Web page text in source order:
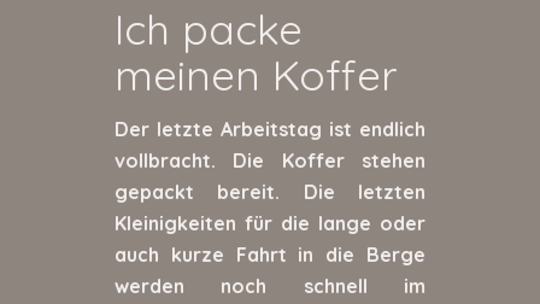
Ich packe
meinen Koffer
Der letzte Arbeitstag ist endlich
vollbracht. Die Koffer stehen
gepackt bereit. Die letzten
Kleinigkeiten für die lange oder
auch kurze Fahrt in die Berge
werden noch schnell im